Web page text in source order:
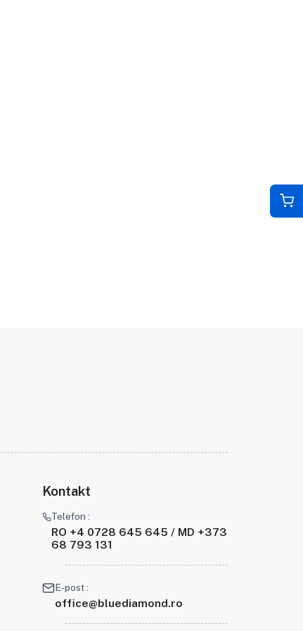
Kontakt
Telefon :
RO +4 0728 645 645 / MD +373
68 793 131
E-post :
office@bluediamond.ro